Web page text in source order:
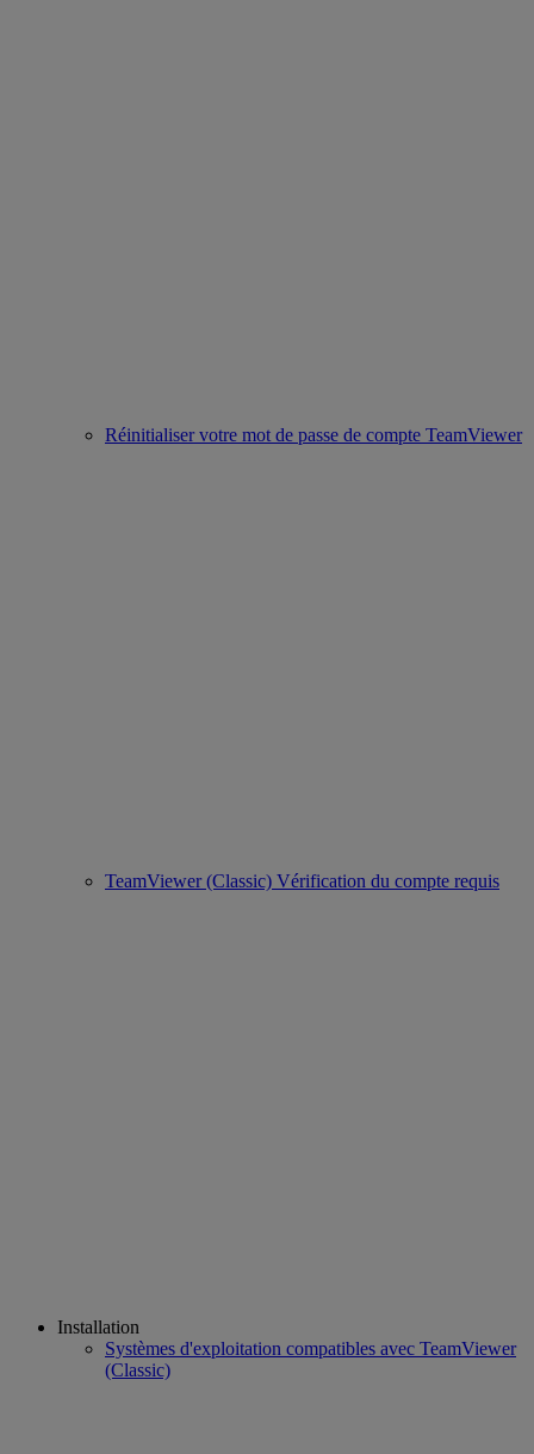
Réinitialiser votre mot de passe de compte TeamViewer
TeamViewer (Classic) Vérification du compte requis
Installation
Systèmes d'exploitation compatibles avec TeamViewer
(Classic)